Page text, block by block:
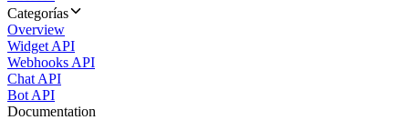
Categorías
Overview
Widget API
Webhooks API
Chat API
Bot API
Documentation